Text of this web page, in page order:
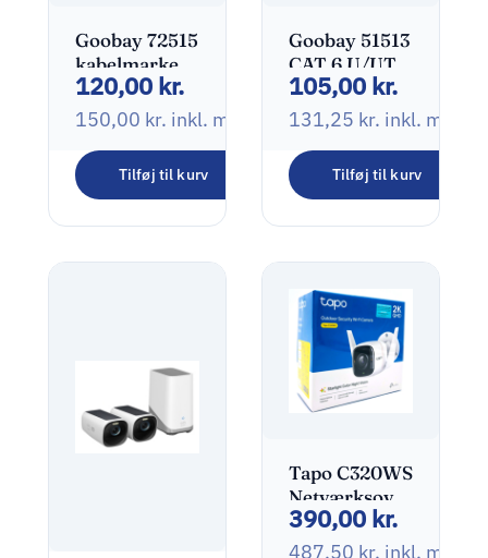
Goobay 72515
kabelmarkering
Flerfarvet
PVC 100 stk
120,00 kr.
150,00 kr. inkl. moms
Tilføj til kurv
Goobay 51513
CAT 6 U/UTP
CCA 0,25m
Sort
105,00 kr.
131,25 kr. inkl. moms
Tilføj til kurv
Tapo C320WS
Udendørs
2560 x 1440
390,00 kr.
487,50 kr. inkl. moms